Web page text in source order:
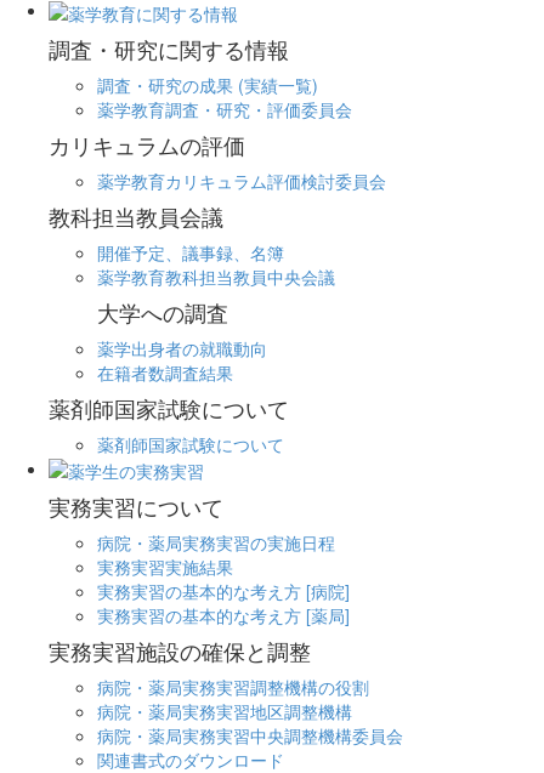
調査・研究に関する情報
調査・研究の成果 (実績一覧)
薬学教育調査・研究・評価委員会
カリキュラムの評価
薬学教育カリキュラム評価検討委員会
教科担当教員会議
開催予定、議事録、名簿
薬学教育教科担当教員中央会議
大学への調査
薬学出身者の就職動向
在籍者数調査結果
薬剤師国家試験について
薬剤師国家試験について
実務実習について
病院・薬局実務実習の実施日程
実務実習実施結果
実務実習の基本的な考え方 [病院]
実務実習の基本的な考え方 [薬局]
実務実習施設の確保と調整
病院・薬局実務実習調整機構の役割
病院・薬局実務実習地区調整機構
病院・薬局実務実習中央調整機構委員会
関連書式のダウンロード